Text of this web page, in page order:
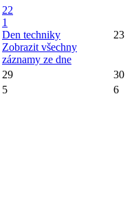
22
1
Den techniky
Zobrazit všechny
záznamy ze dne
23
29
30
5 6